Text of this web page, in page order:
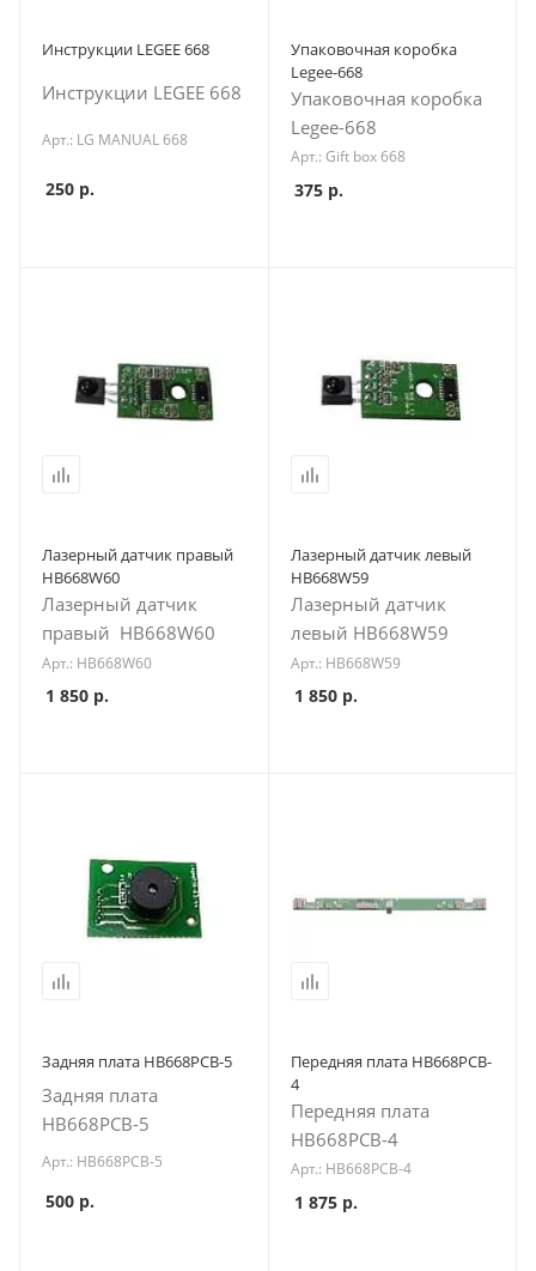
Инструкции LEGEE 668
Инструкции LEGEE 668
Арт.: LG MANUAL 668
250 р.
Упаковочная коробка
Legee-668
Упаковочная коробка
Legee-668
Арт.: Gift box 668
375р.
Лазерный датчик правый
HB668W60
Лазерный датчик
правый HB668W60
Арт.: HB668W60
1 850 р.
Лазерный датчик левый
HB668W59
Лазерный датчик
левый HB668W59
Арт.: HB668W59
1 850р.
Задняя плата HB668PCB-5
Задняя плата
HB668PCB-5
Арт.: HB668PCB-5
500 р.
Передняя плата HB668PCB-
4
Передняя плата
HB668PCB-4
Арт.: HB668PCB-4
1 875р.